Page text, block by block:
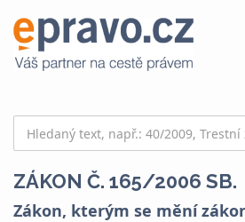
ZÁKON Č. 165/2006 SB.
Zákon, kterým se mění